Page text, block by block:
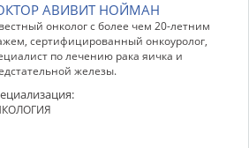
АВИВИТ НОЙМАН
онколог с более чем 20-летним
сертифицированный онкоуролог,
по лечению рака яичка и
железы.